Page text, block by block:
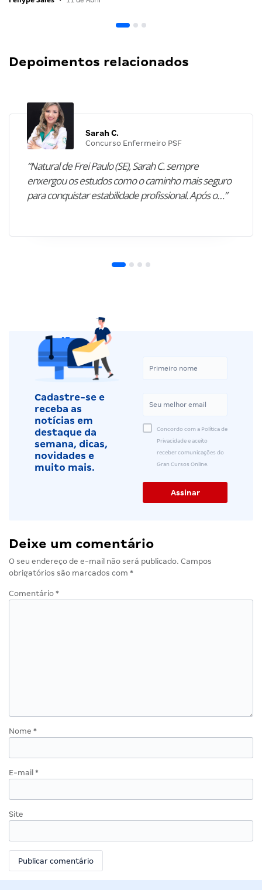
Depoimentos relacionados
Sarah C.
Concurso Enfermeiro PSF
“Natural de Frei Paulo (SE), Sarah C. sempre
enxergou os estudos como o caminho mais seguro
para conquistar estabilidade profissional. Após o…”
Cadastre-se e
receba as
notícias em
destaque da
semana, dicas,
novidades e
muito mais.
Concordo com a Política de
Privacidade e aceito
receber comunicações do
Gran Cursos Online.
Deixe um comentário
O seu endereço de e-mail não será publicado. Campos
obrigatórios são marcados com *
Comentário *
Nome *
E-mail *
Site